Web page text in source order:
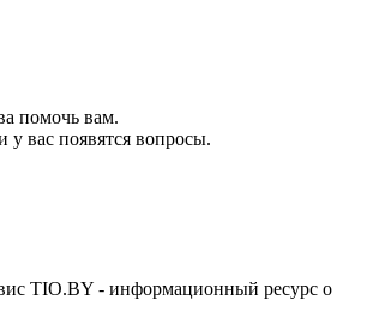
помочь вам.
вас появятся вопросы.
TIO.BY - информационный ресурс о